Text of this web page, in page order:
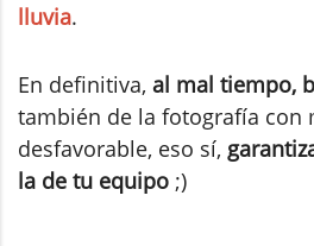
lluvia.
En definitiva, al mal tiempo,
también de la fotografía con
desfavorable, eso sí,
la de tu equipo ;)